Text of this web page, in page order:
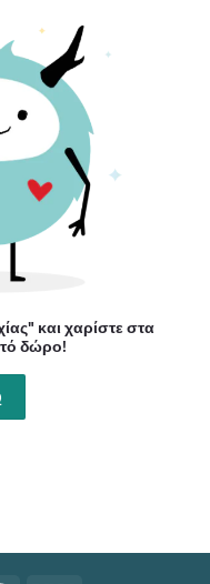
και χαρίστε στα
δώρο!